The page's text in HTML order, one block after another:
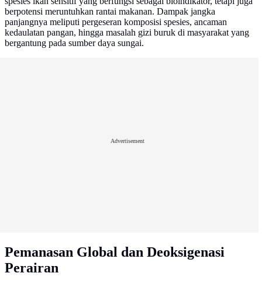
berpotensi meruntuhkan rantai makanan. Dampak jangka
panjangnya meliputi pergeseran komposisi spesies, ancaman
kedaulatan pangan, hingga masalah gizi buruk di masyarakat yang
bergantung pada sumber daya sungai.
Advertisement
Pemanasan Global dan Deoksigenasi
Perairan